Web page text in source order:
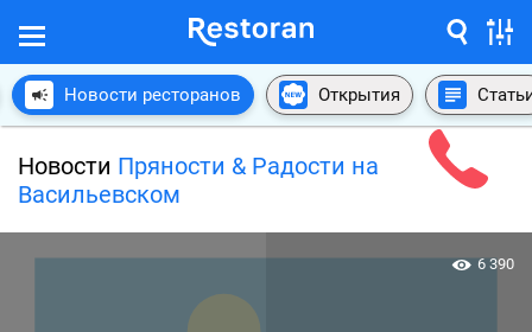
Новости ресторанов Открытия
Новости Пряности & Радости на
Васильевском
6 390